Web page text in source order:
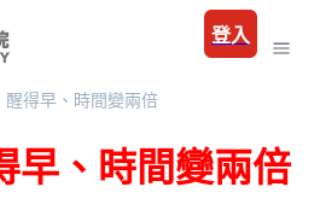
登入
醒得早、時間變兩倍
早、時間變兩倍